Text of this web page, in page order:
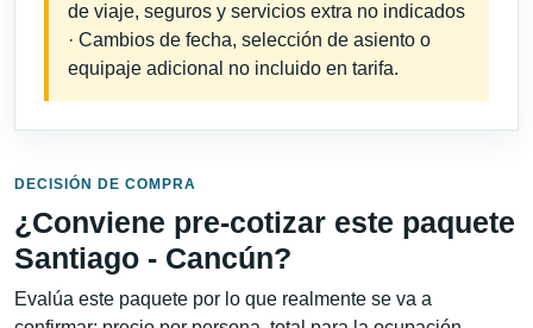
de viaje, seguros y servicios extra no indicados
· Cambios de fecha, selección de asiento o
equipaje adicional no incluido en tarifa.
DECISIÓN DE COMPRA
¿Conviene pre-cotizar este paquete
Santiago - Cancún?
Evalúa este paquete por lo que realmente se va a